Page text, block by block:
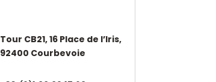
Tour CB21, 16 Place de l’Iris,
92400 Courbevoie